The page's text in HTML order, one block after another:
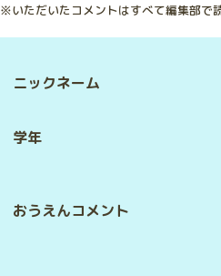
※いただいたコメントはすべて編集部で
学年
ニックネーム